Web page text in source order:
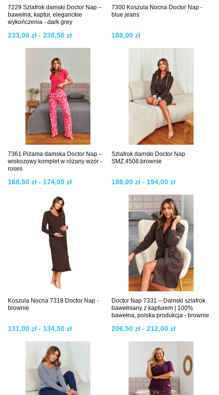
7229 Szlafrok damski Doctor Nap –
bawełna, kaptur, eleganckie
wykończenia - dark grey
233,00 zł - 238,50 zł
7300 Koszula Nocna Doctor Nap -
blue jeans
188,00 zł
7361 Piżama damska Doctor Nap –
wiskozowy komplet w różany wzór -
roses
168,50 zł - 174,00 zł
Szlafrok damski Doctor Nap
SMZ.4508.brownie
188,00 zł - 194,00 zł
Koszula Nocna 7318 Doctor Nap -
brownie
131,00 zł - 134,50 zł
Doctor Nap 7331 – Damski szlafrok
bawełniany z kapturem | 100%
bawełna, polska produkcja - brownie
206,50 zł - 212,00 zł